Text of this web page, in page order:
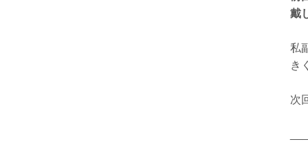
戴
私
き
次